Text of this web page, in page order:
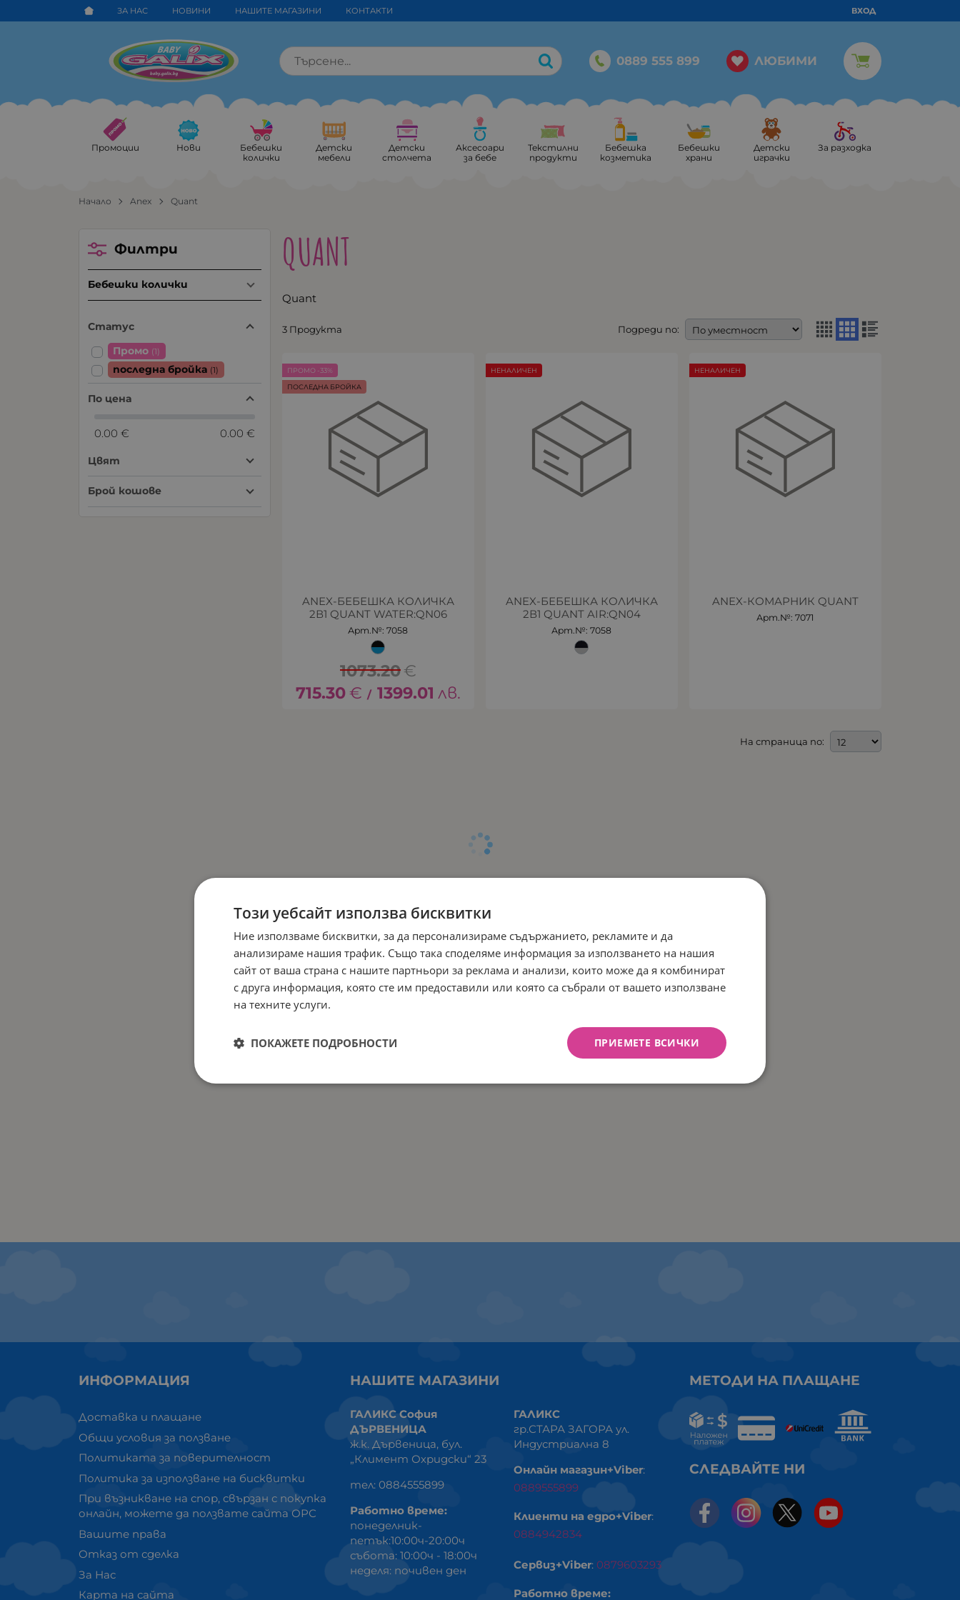
ЗА НАС НОВИНИ НАШИТЕ МАГАЗИНИ КОНТАКТИ ВХОД
0889 555 899 ЛЮБИМИ
Промоции Нови
Бебешки
колички
Детски
мебели
Детски
столчета
Аксесоари
за бебе
Текстилни
продукти
Бебешка
козметика
Бебешки
храни
Детски
играчки
За разходка
Начало Anex Quant
QUANT
Quant
3 Продукта Подреди по:
ANEX-БЕБЕШКА КОЛИЧКА
2В1 QUANT WATER:QN06
Арт.№: 7058
1073.20€
715.30€ / 1399.01 лв.
ПРОМО -33%
ПОСЛЕДНА БРОЙКА
ANEX-БЕБЕШКА КОЛИЧКА
2В1 QUANT AIR:QN04
Арт.№: 7058
НЕНАЛИЧЕН
ANEX-КОМАРНИК QUANT
Арт.№: 7071
НЕНАЛИЧЕН
На страница по:
Филтри
Бебешки колички
Статус
Промо (1)
последна бройка (1)
По цена
0.00 € 0.00 €
Цвят
Брой кошове
ИНФОРМАЦИЯ
Доставка и плащане
Общи условия за ползване
Политиката за поверителност
Политика за използване на бисквитки
При възникване на спор, свързан с покупка
онлайн, можете да ползвате сайта ОРС
Вашите права
Отказ от сделка
За Нас
Карта на сайта
НАШИТЕ МАГАЗИНИ
ГАЛИКС София
ДЪРВЕНИЦА
ж.к. Дървеница, бул.
„Климент Охридски“ 23
тел: 0884555899
Работно време:
понеделник-
петък:10:00ч-20:00ч
събота: 10:00ч - 18:00ч
неделя: почивен ден
ГАЛИКС
гр.СТАРА ЗАГОРА ул.
Индустриална 8
Онлайн магазин+Viber:
0889555899
Клиенти на едро+Viber:
0884942834
Сервиз+Viber: 0879603293
Работно време:
МЕТОДИ НА ПЛАЩАНЕ
СЛЕДВАЙТЕ НИ
Този уебсайт използва бисквитки
Ние използваме бисквитки, за да персонализираме съдържанието, рекламите и да
анализираме нашия трафик. Също така споделяме информация за използването на нашия
сайт от ваша страна с нашите партньори за реклама и анализи, които може да я комбинират
с друга информация, която сте им предоставили или която са събрали от вашето използване
на техните услуги.
ПРИЕМЕТЕ ВСИЧКИ
ПОКАЖЕТЕ ПОДРОБНОСТИ